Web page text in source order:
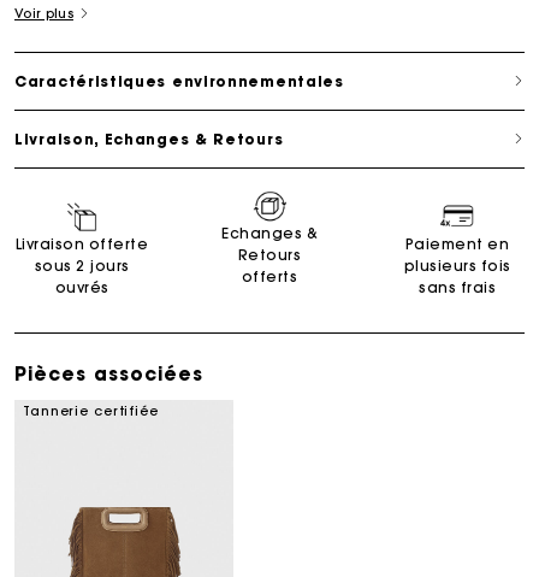
Voir plus
Caractéristiques environnementales
Livraison, Echanges & Retours
Livraison offerte
sous 2 jours
ouvrés
Echanges &
Retours
offerts
Paiement en
plusieurs fois
sans frais
Pièces associées
Tannerie certifiée